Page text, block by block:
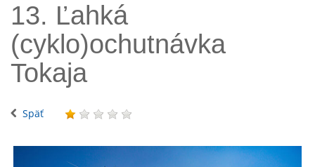
13. Ľahká
(cyklo)ochutnávka
Tokaja
Späť